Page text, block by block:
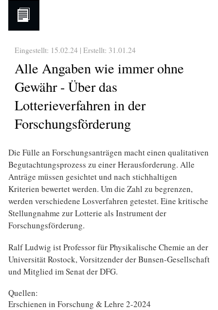
Eingestellt: 15.02.24 | Erstellt: 31.01.24
Alle Angaben wie immer ohne
Gewähr - Über das
Lotterieverfahren in der
Forschungsförderung
Die Fülle an Forschungsanträgen macht einen qualitativen
Begutachtungsprozess zu einer Herausforderung. Alle
Anträge müssen gesichtet und nach stichhaltigen
Kriterien bewertet werden. Um die Zahl zu begrenzen,
werden verschiedene Losverfahren getestet. Eine kritische
Stellungnahme zur Lotterie als Instrument der
Forschungsförderung.
Ralf Ludwig ist Professor für Physikalische Chemie an der
Universität Rostock, Vorsitzender der Bunsen-Gesellschaft
und Mitglied im Senat der DFG.
Quellen:
Erschienen in Forschung & Lehre 2-2024